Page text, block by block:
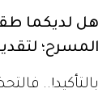
هل لديكما
المسرح؛
بالتأكيد!..